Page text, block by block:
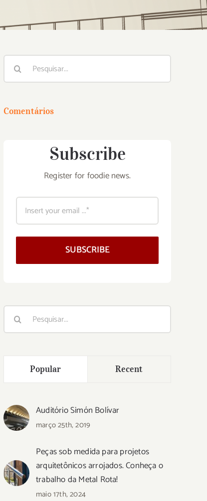
Buscar
resultados
Comentários
Subscribe
Register for foodie news.
SUBSCRIBE
Buscar
resultados
Popular Recent
Auditório Simón Bolívar
março 25th, 2019
Peças sob medida para projetos
arquitetônicos arrojados. Conheça o
trabalho da Metal Rota!
maio 17th, 2024